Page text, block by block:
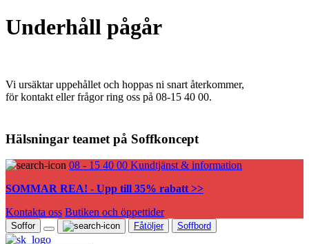
Underhåll pågår
Vi ursäktar uppehållet och hoppas ni snart återkommer,
för kontakt eller frågor ring oss på 08-15 40 00.
Hälsningar teamet på Soffkoncept
08 - 15 40 00 Kundtjänst & information
SOMMAR REA! - Upp till 35% rabatt >>
Kontakta oss Butiken och öppettider
Soffor Fåtöljer Soffbord